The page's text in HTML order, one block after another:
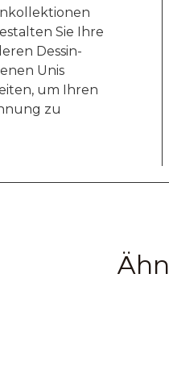
Sie Ihre
Dessin-
Unis
um Ihren
zu